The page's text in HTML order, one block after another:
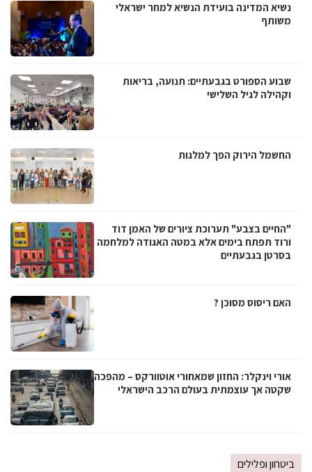
נשיא המדינה בועידת הנשיא למחר ישראלי
משותף
שבוע הספורט בגבעתיים: תנועה, בריאות
וקהילה לגיל השלישי
החשמל הירוק הפך למלגות
"החיים בצבע" תערוכת ציורים של האמן דוד
ורוד תפתח בימים אלא במטה האגודה למלחמה
בסרטן בגבעתיים
האם ריסוס מסוכן ?
אורי וינקלר: החזון שמאחורי אוטוורקס – מהפכה
שקטה אך עוצמתית בעולם הרכב הישראלי
ביטחון ופלילים